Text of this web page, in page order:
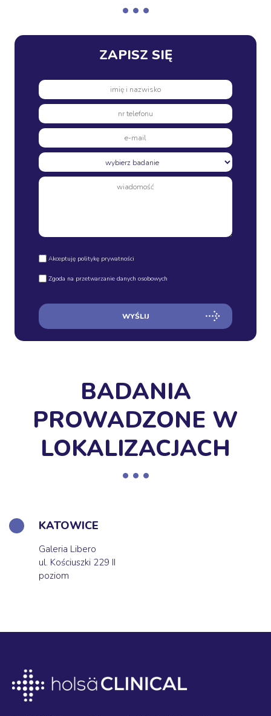
ZAPISZ SIĘ
Akceptuję politykę prywatności
Zgoda na przetwarzanie danych osobowych
WYŚLIJ
BADANIA
PROWADZONE W
LOKALIZACJACH
KATOWICE
Galeria Libero
ul. Kościuszki 229 II
poziom